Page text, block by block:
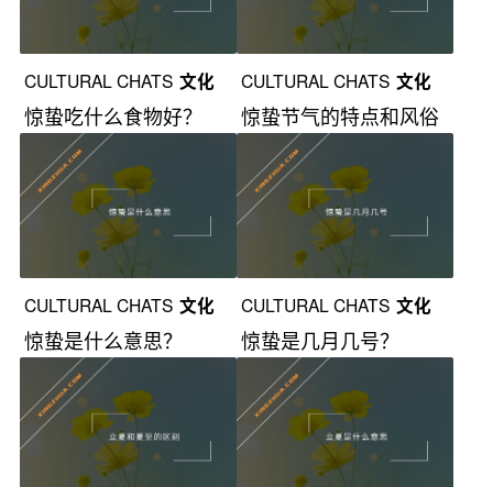
CULTURAL CHATS 文化
漫谈
惊蛰吃什么食物好？
CULTURAL CHATS 文化
漫谈
惊蛰节气的特点和风俗
CULTURAL CHATS 文化
漫谈
惊蛰是什么意思？
CULTURAL CHATS 文化
漫谈
惊蛰是几月几号？